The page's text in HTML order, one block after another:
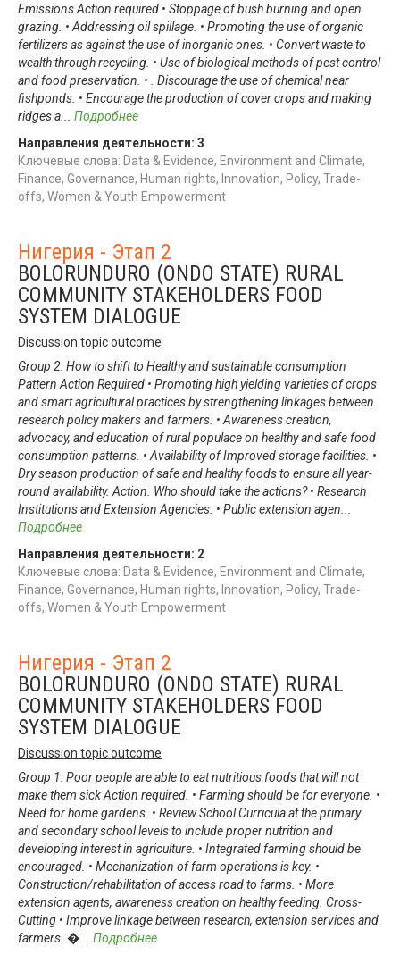
Emissions Action required • Stoppage of bush burning and open
grazing. • Addressing oil spillage. • Promoting the use of organic
fertilizers as against the use of inorganic ones. • Convert waste to
wealth through recycling. • Use of biological methods of pest control
and food preservation. • . Discourage the use of chemical near
fishponds. • Encourage the production of cover crops and making
ridges a
Подробнее
Направления деятельности: 3
Ключевые слова: Data & Evidence, Environment and Climate,
Finance, Governance, Human rights, Innovation, Policy, Trade-
offs, Women & Youth Empowerment
Нигерия - Этап 2
BOLORUNDURO (ONDO STATE) RURAL
COMMUNITY STAKEHOLDERS FOOD
SYSTEM DIALOGUE
Discussion topic outcome
Group 2: How to shift to Healthy and sustainable consumption
Pattern Action Required • Promoting high yielding varieties of crops
and smart agricultural practices by strengthening linkages between
research policy makers and farmers. • Awareness creation,
advocacy, and education of rural populace on healthy and safe food
consumption patterns. • Availability of Improved storage facilities. •
Dry season production of safe and healthy foods to ensure all year-
round availability. Action. Who should take the actions? • Research
Institutions and Extension Agencies. • Public extension agen
Подробнее
Направления деятельности: 2
Ключевые слова: Data & Evidence, Environment and Climate,
Finance, Governance, Human rights, Innovation, Policy, Trade-
offs, Women & Youth Empowerment
Нигерия - Этап 2
BOLORUNDURO (ONDO STATE) RURAL
COMMUNITY STAKEHOLDERS FOOD
SYSTEM DIALOGUE
Discussion topic outcome
Group 1: Poor people are able to eat nutritious foods that will not
make them sick Action required. • Farming should be for everyone. •
Need for home gardens. • Review School Curricula at the primary
and secondary school levels to include proper nutrition and
developing interest in agriculture. • Integrated farming should be
encouraged. • Mechanization of farm operations is key. •
Construction/rehabilitation of access road to farms. • More
extension agents, awareness creation on healthy feeding. Cross-
Cutting • Improve linkage between research, extension services and
farmers. �
Подробнее